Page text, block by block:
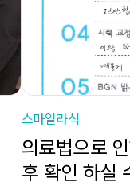
스마일라식
의료법으로
후 확인 하실